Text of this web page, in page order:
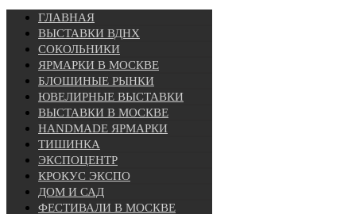
ГЛАВНАЯ
ВЫСТАВКИ ВДНХ
СОКОЛЬНИКИ
ЯРМАРКИ В МОСКВЕ
БЛОШИНЫЕ РЫНКИ
ЮВЕЛИРНЫЕ ВЫСТАВКИ
ВЫСТАВКИ В МОСКВЕ
HANDMADE ЯРМАРКИ
ТИШИНКА
ЭКСПОЦЕНТР
КРОКУС ЭКСПО
ДОМ И САД
ФЕСТИВАЛИ В МОСКВЕ